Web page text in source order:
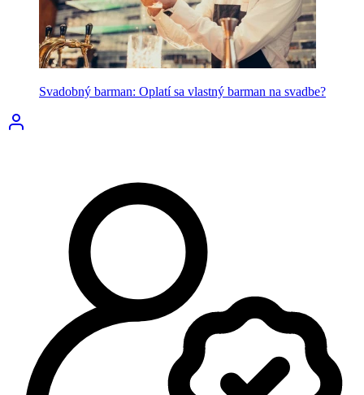
Svadobný barman: Oplatí sa vlastný barman na svadbe?